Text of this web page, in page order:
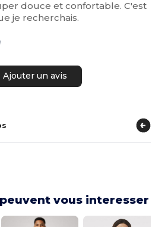
douce et confortable. C'est
je recherchais.
Ajouter un avis
vous interesser